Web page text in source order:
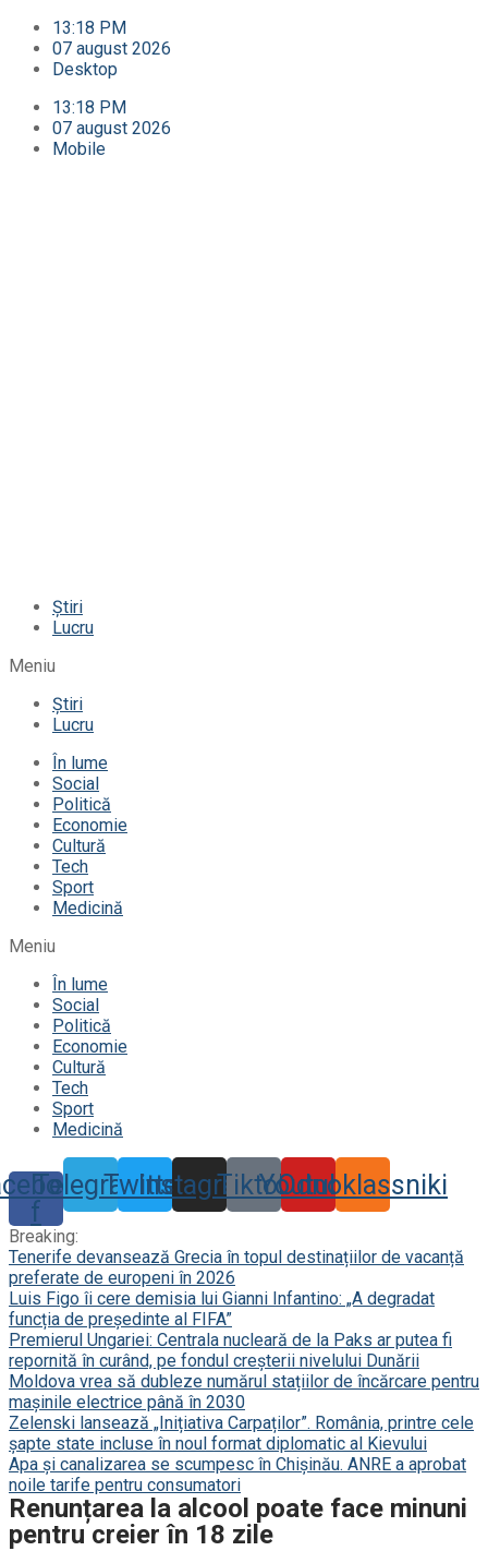
13:18 PM
07 august 2026
Desktop
13:18 PM
07 august 2026
Mobile
Știri
Lucru
Meniu
Știri
Lucru
În lume
Social
Politică
Economie
Cultură
Tech
Sport
Medicină
Meniu
În lume
Social
Politică
Economie
Cultură
Tech
Sport
Medicină
f
TelegramTwitter
Instagram
TiktokYoutube
Odnoklassniki
Breaking:
Tenerife devansează Grecia în topul destinațiilor de vacanță
preferate de europeni în 2026
Luis Figo îi cere demisia lui Gianni Infantino: „A degradat
funcția de președinte al FIFA”
Premierul Ungariei: Centrala nucleară de la Paks ar putea fi
repornită în curând, pe fondul creșterii nivelului Dunării
Moldova vrea să dubleze numărul stațiilor de încărcare pentru
mașinile electrice până în 2030
Zelenski lansează „Inițiativa Carpaților”. România, printre cele
șapte state incluse în noul format diplomatic al Kievului
Apa și canalizarea se scumpesc în Chișinău. ANRE a aprobat
noile tarife pentru consumatori
Renunțarea la alcool poate face minuni
pentru creier în 18 zile